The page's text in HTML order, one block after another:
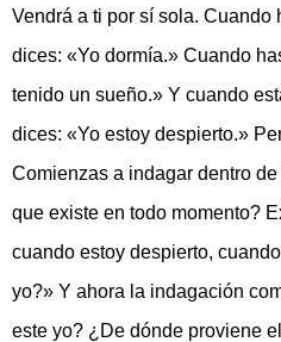
Vendrá a ti por sí sola. Cuando
dices: «Yo dormía.» Cuando
tenido un sueño.» Y cuando
dices: «Yo estoy despierto.»
Comienzas a indagar dentro
que existe en todo momento?
cuando estoy despierto,
yo?» Y ahora la indagación
este yo? ¿De dónde proviene